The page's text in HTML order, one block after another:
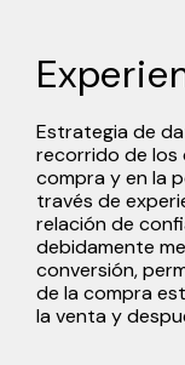
Estrategia de
recorrido de los
compra y en la
través de
relación de
debidamente
conversión,
de la compra
la venta y